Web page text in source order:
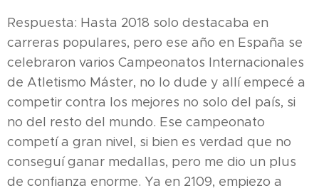
Respuesta: Hasta 2018 solo destacaba en
carreras populares, pero ese año en España se
celebraron varios Campeonatos Internacionales
de Atletismo Máster, no lo dude y allí empecé a
competir contra los mejores no solo del país, si
no del resto del mundo. Ese campeonato
competí a gran nivel, si bien es verdad que no
conseguí ganar medallas, pero me dio un plus
de confianza enorme. Ya en 2109, empiezo a